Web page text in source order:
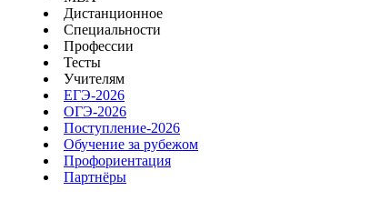
Дистанционное
Специальности
Профессии
Тесты
Учителям
ЕГЭ-2026
ОГЭ-2026
Поступление-2026
Обучение за рубежом
Профориентация
Партнёры